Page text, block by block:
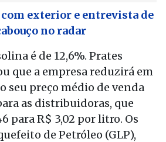
exterior e entrevista de
no radar
é de 12,6%. Prates
que a empresa reduzirá em
seu preço médio de venda
as distribuidoras, que
para R$ 3,02 por litro. Os
de Petróleo (GLP),